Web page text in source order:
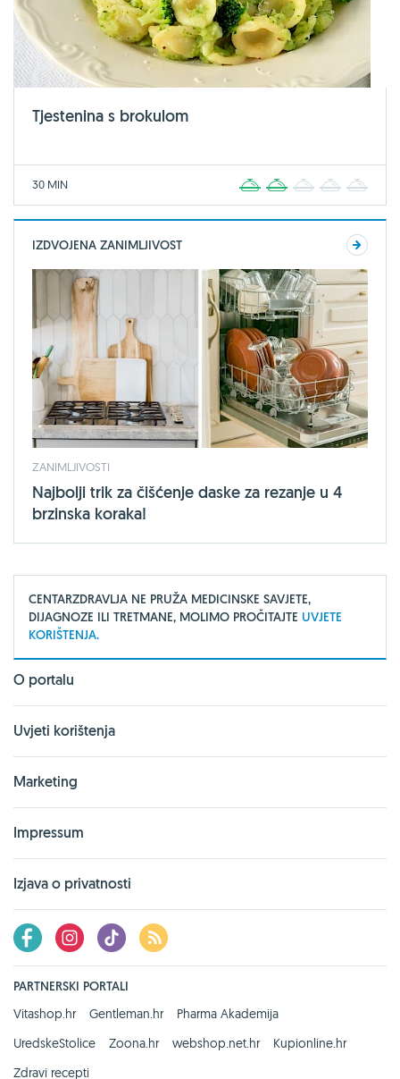
Tjestenina s brokulom
30 MIN 2 3 4
IZDVOJENA ZANIMLJIVOST
ZANIMLJIVOSTI
Najbolji trik za čišćenje daske za rezanje u 4
brzinska koraka!
CENTARZDRAVLJA NE PRUŽA MEDICINSKE SAVJETE,
DIJAGNOZE ILI TRETMANE, MOLIMO PROČITAJTE UVJETE
KORIŠTENJA.
O portalu
Uvjeti korištenja
Marketing
Impressum
Izjava o privatnosti
PARTNERSKI PORTALI
Vitashop.hr
Gentleman.hr
Pharma Akademija
UredskeStolice
Zoona.hr webshop.net.hr
Kupionline.hr
Zdravi recepti